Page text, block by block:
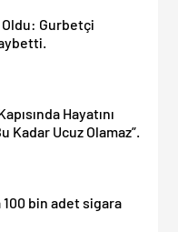
Oldu: Gurbetçi
Hayatını
Kadar Ucuz Olamaz”.
bin adet sigara